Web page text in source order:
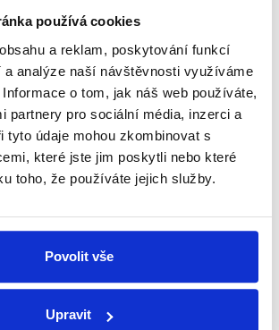
používá cookies
a reklam, poskytování funkcí
analýze naší návštěvnosti využíváme
o tom, jak náš web používáte,
partnery pro sociální média, inzerci a
tyto údaje mohou zkombinovat s
které jste jim poskytli nebo které
toho, že používáte jejich služby.
Povolit vše
Upravit
k odběru našeho
pravidelně přinášíme
článků a analýz.
odebírat, a mějte tak
jaké dezinformace a
zrovna v Česku šíří.